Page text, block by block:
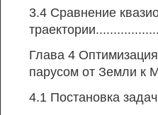
3.4 Сравнение
Глава 4
парусом от Земли к
4.1 Постановка